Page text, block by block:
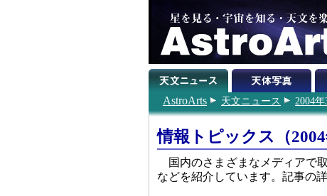
AstroArts 天文ニュース 2004年
情報トピックス（2004
国内のさまざまなメディアで
などを紹介しています。記事の